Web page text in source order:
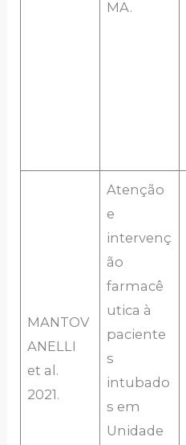
MA.
MANTOV
ANELLI
et al.
2021.
Atenção
e
intervenç
ão
farmacê
utica à
paciente
s
intubado
s em
Unidade